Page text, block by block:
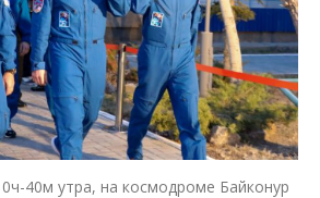
40м утра, на космодроме Байконур